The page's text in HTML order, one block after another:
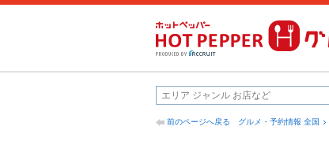
前のページへ戻る グルメ・予約情報 全国